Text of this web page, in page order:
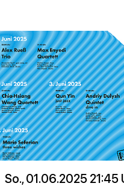
So., 01.06.2025 21:45